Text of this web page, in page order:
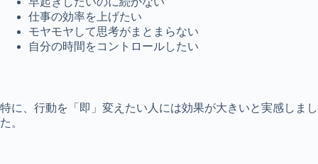
仕事の効率を上げたい
モヤモヤして思考がまとまらない
自分の時間をコントロールしたい
特に、行動を「即」変えたい人には効果が大きいと実感しまし
た。